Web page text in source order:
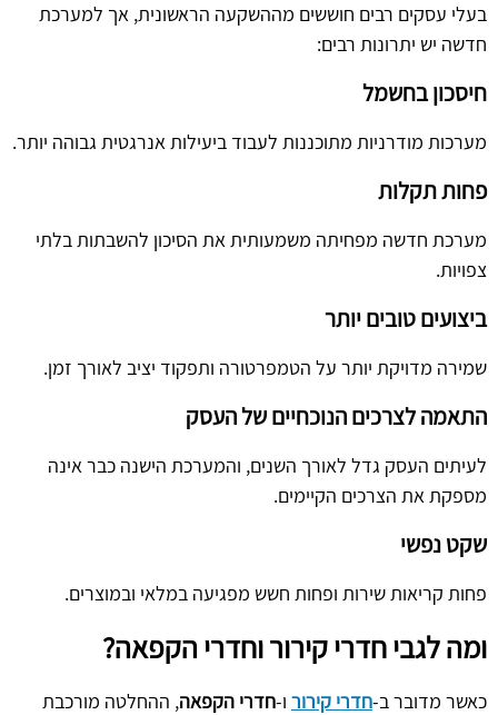
בעלי עסקים רבים חוששים מההשקעה הראשונית, אך למערכת
חדשה יש יתרונות רבים:
חיסכון בחשמל
מערכות מודרניות מתוכננות לעבוד ביעילות אנרגטית גבוהה יותר.
פחות תקלות
מערכת חדשה מפחיתה משמעותית את הסיכון להשבתות בלתי
צפויות.
ביצועים טובים יותר
שמירה מדויקת יותר על הטמפרטורה ותפקוד יציב לאורך זמן.
התאמה לצרכים הנוכחיים של העסק
לעיתים העסק גדל לאורך השנים, והמערכת הישנה כבר אינה
מספקת את הצרכים הקיימים.
שקט נפשי
פחות קריאות שירות ופחות חשש מפגיעה במלאי ובמוצרים.
ומה לגבי חדרי קירור וחדרי הקפאה?
כאשר מדובר ב-חדרי קירור ו-חדרי הקפאה, ההחלטה מורכבת